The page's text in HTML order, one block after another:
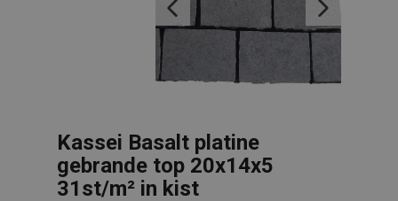
Kassei Basalt platine
gebrande top 20x14x5
31st/m² in kist